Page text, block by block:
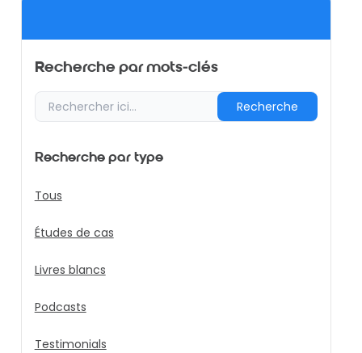
Recherche par mots-clés
Recherche
Recherche par type
Tous
Études de cas
Livres blancs
Podcasts
Testimonials